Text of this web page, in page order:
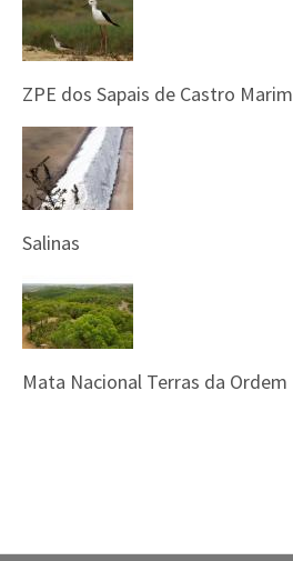
ZPE dos Sapais de Castro Marim
Salinas
Mata Nacional Terras da Ordem